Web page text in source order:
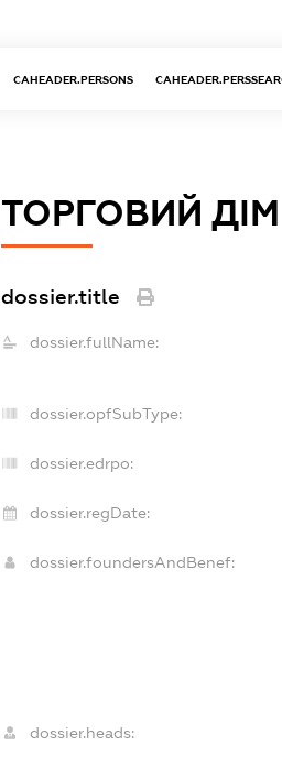
CAHEADER.PERSONS
ТОРГОВИЙ ДІМ
dossier.title
dossier.fullName:
dossier.opfSubType:
dossier.edrpo:
dossier.regDate:
dossier.foundersAndBenef:
dossier.heads: